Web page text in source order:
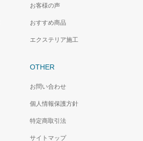
お客様の声
おすすめ商品
エクステリア施工
OTHER
お問い合わせ
個人情報保護方針
特定商取引法
サイトマップ